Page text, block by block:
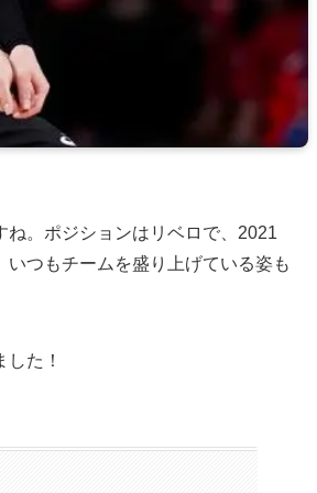
。ポジションはリベロで、2021
つもチームを盛り上げている姿も
た！